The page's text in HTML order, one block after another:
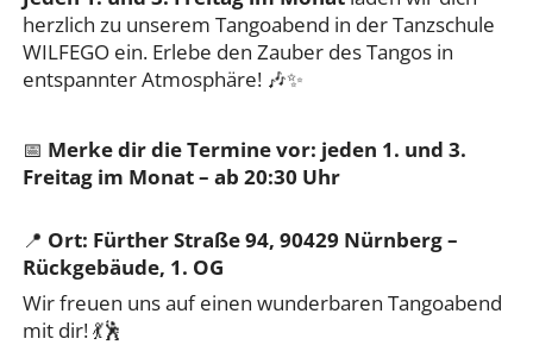
herzlich zu unserem Tangoabend in der Tanzschule
WILFEGO ein. Erlebe den Zauber des Tangos in
entspannter Atmosphäre! 🎶✨
📅 Merke dir die Termine vor: jeden 1. und 3.
Freitag im Monat – ab 20:30 Uhr
📍 Ort: Fürther Straße 94, 90429 Nürnberg –
Rückgebäude, 1. OG
Wir freuen uns auf einen wunderbaren Tangoabend
mit dir! 💃🕺